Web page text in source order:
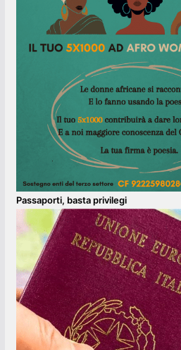
Passaporti, basta privilegi